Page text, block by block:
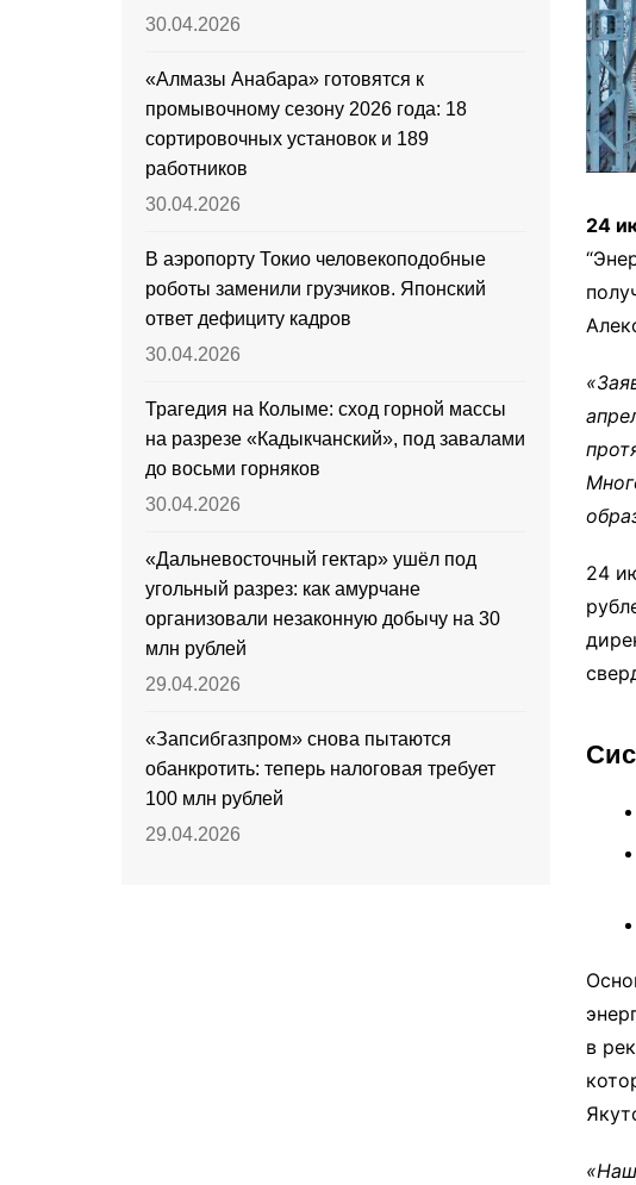
24
24
в
30.04.2026
«Алмазы Анабара» готовятся к
промывочному сезону 2026 года: 18
сортировочных установок и 189
работников
30.04.2026
В аэропорту Токио человекоподобные
роботы заменили грузчиков. Японский
ответ дефициту кадров
30.04.2026
Трагедия на Колыме: сход горной массы
на разрезе «Кадыкчанский», под завалами
до восьми горняков
30.04.2026
«Дальневосточный гектар» ушёл под
угольный разрез: как амурчане
организовали незаконную добычу на 30
млн рублей
29.04.2026
«Запсибгазпром» снова пытаются
обанкротить: теперь налоговая требует
100 млн рублей
29.04.2026